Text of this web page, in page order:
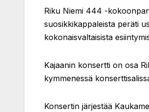
Riku Niemi 444 -
suosikkikappaleista peräti
kokonaisvaltaisista
Kajaanin konsertti on osa
kymmenessä
Konsertin järjestää